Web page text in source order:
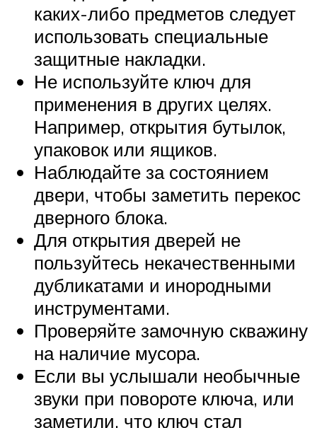
каких-либо предметов следует
использовать специальные
защитные накладки.
Не используйте ключ для
применения в других целях.
Например, открытия бутылок,
упаковок или ящиков.
Наблюдайте за состоянием
двери, чтобы заметить перекос
дверного блока.
Для открытия дверей не
пользуйтесь некачественными
дубликатами и инородными
инструментами.
Проверяйте замочную скважину
на наличие мусора.
Если вы услышали необычные
звуки при повороте ключа, или
заметили, что ключ стал